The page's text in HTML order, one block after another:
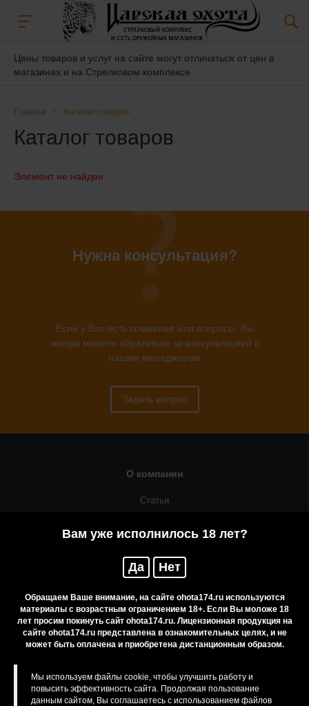
Вам уже исполнилось 18 лет?
Да Нет
Обращаем Ваше внимание, на сайте ohota174.ru используются
материалы с возрастным ограничением 18+. Если Вы моложе 18
лет просим покинуть сайт ohota174.ru. Лицензионная продукция на
сайте ohota174.ru представлена в ознакомительных целях, и не
может быть оплачена и приобретена дистанционным образом.
Мы используем файлы cookie, чтобы улучшить работу и
повысить эффективность сайта. Продолжая пользование
данным сайтом, Вы соглашаетесь с использованием файлов
Цены товаров и услуг на сайте могут отличаться от цен в
магазинах и на Стрелковом комплексе
Главная Каталог товаров
Каталог товаров
Элемент не найден
Нужна консультация?
Если у Вас есть сомнения или вопросы, Вы
всегда можете обратиться за консультацией к
нашим менеджерам
Задать вопрос
О компании
Статьи
Резервирование
Приобретение лицензионных товаров
Бренды
Карта сайта